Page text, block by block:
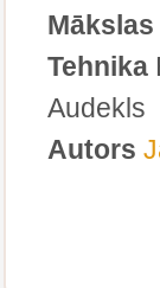
Tehnika
Audekls
Autors